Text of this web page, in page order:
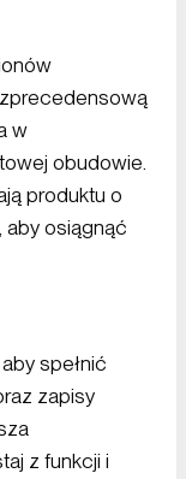
w
obudowie.
produktu o
aby osiągnąć
spełnić
zapisy
z funkcji i